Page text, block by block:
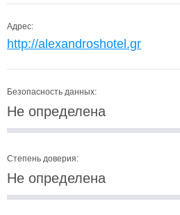
Адрес:
http://alexandroshotel.gr
Безопасность данных:
Не определена
Степень доверия:
Не определена